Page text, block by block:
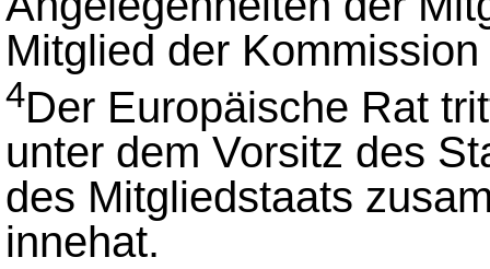
Mitglied der
4Der Europäische Rat
unter dem Vorsitz des
des Mitgliedstaats
innehat.